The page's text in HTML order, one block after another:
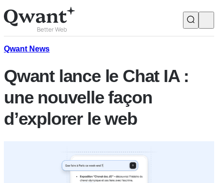
Produits
Search
Junior
EnglishFrançais
Qwant News
Qwant lance le Chat IA :
une nouvelle façon
d’explorer le web